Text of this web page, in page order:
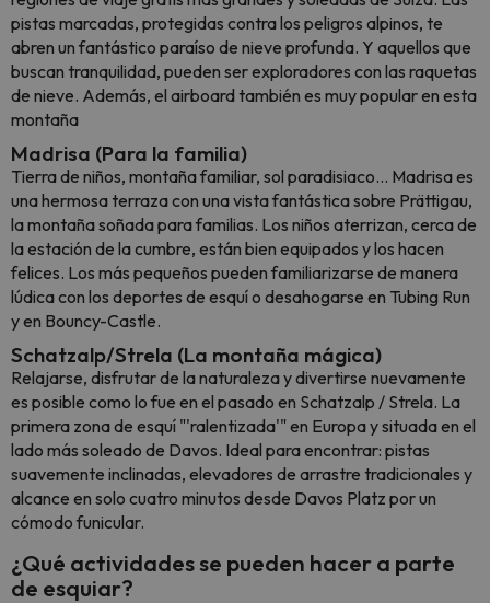
pistas marcadas, protegidas contra los peligros alpinos, te
abren un fantástico paraíso de nieve profunda. Y aquellos que
buscan tranquilidad, pueden ser exploradores con las raquetas
de nieve. Además, el airboard también es muy popular en esta
montaña
Madrisa (Para la familia)
Tierra de niños, montaña familiar, sol paradisiaco... Madrisa es
una hermosa terraza con una vista fantástica sobre Prättigau,
la montaña soñada para familias. Los niños aterrizan, cerca de
la estación de la cumbre, están bien equipados y los hacen
felices. Los más pequeños pueden familiarizarse de manera
lúdica con los deportes de esquí o desahogarse en Tubing Run
y en Bouncy-Castle.
Schatzalp/Strela (La montaña mágica)
Relajarse, disfrutar de la naturaleza y divertirse nuevamente
es posible como lo fue en el pasado en Schatzalp / Strela. La
primera zona de esquí "'ralentizada'" en Europa y situada en el
lado más soleado de Davos. Ideal para encontrar: pistas
suavemente inclinadas, elevadores de arrastre tradicionales y
alcance en solo cuatro minutos desde Davos Platz por un
cómodo funicular.
¿Qué actividades se pueden hacer a parte
de esquiar?